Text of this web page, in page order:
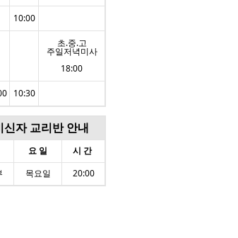
10:00
초.중.고
주일저녁미사
18:00
10:30
신자 교리반 안내
요 일
시 간
목요일 20:00